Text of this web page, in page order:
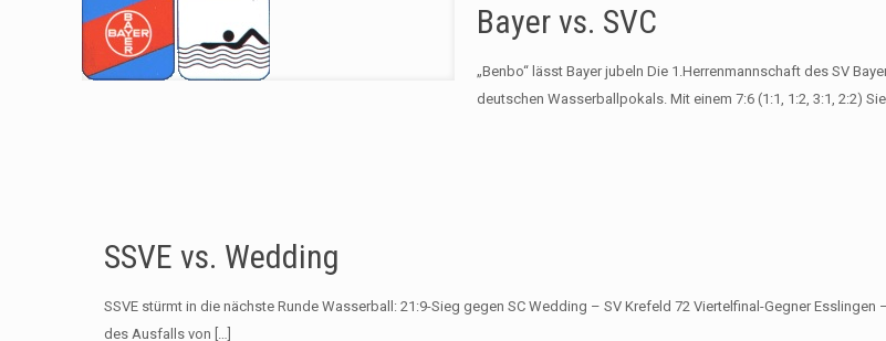
Bayer vs. SVC
„Benbo“ lässt Bayer jubeln Die 1.Herrenmannschaft des SV
deutschen Wasserballpokals. Mit einem 7:6 (1:1, 1:2, 3:1, 2:2)
SSVE vs. Wedding
SSVE stürmt in die nächste Runde Wasserball: 21:9-Sieg gegen SC Wedding – SV Krefeld 72 Viertelfinal-Gegner Esslingen
des Ausfalls von